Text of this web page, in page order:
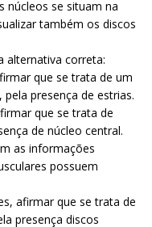
núcleos se situam na
também os discos
alternativa correta:
que se trata de um
presença de estrias.
que se trata de
de núcleo central.
as informações
possuem
afirmar que se trata de
presença discos